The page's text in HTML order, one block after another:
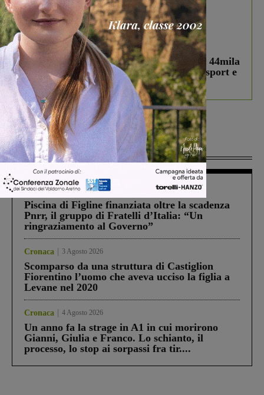
In vetrina 3 Agosto 2026
Estra Notizie agosto: Smart Cities, oltre 44mila
studenti coinvolti, torna il bando per lo sport e
debutta il podcast Estrair
Più lette
Figline Incisa Valdarno
Piscina di Figline finanziata oltre la scadenza
Pnrr, il gruppo di Fratelli d’Italia: “Un
ringraziamento al Governo”
Cronaca 3 Agosto 2026
Scomparso da una struttura di Castiglion
Fiorentino l’uomo che aveva ucciso la figlia a
Levane nel 2020
Cronaca 4 Agosto 2026
Un anno fa la strage in A1 in cui morirono
Gianni, Giulia e Franco. Lo schianto, il
processo, lo stop ai sorpassi fra tir....